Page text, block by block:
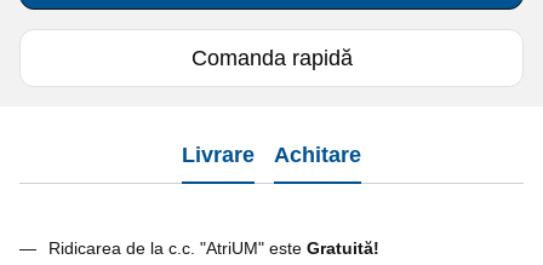
Comanda rapidă
Livrare Achitare
Ridicarea de la c.c. "AtriUM" este Gratuită!